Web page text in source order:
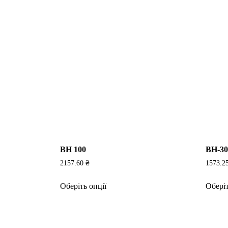
BH 100
2157.60 ₴
Оберіть опціїтовар
BH-